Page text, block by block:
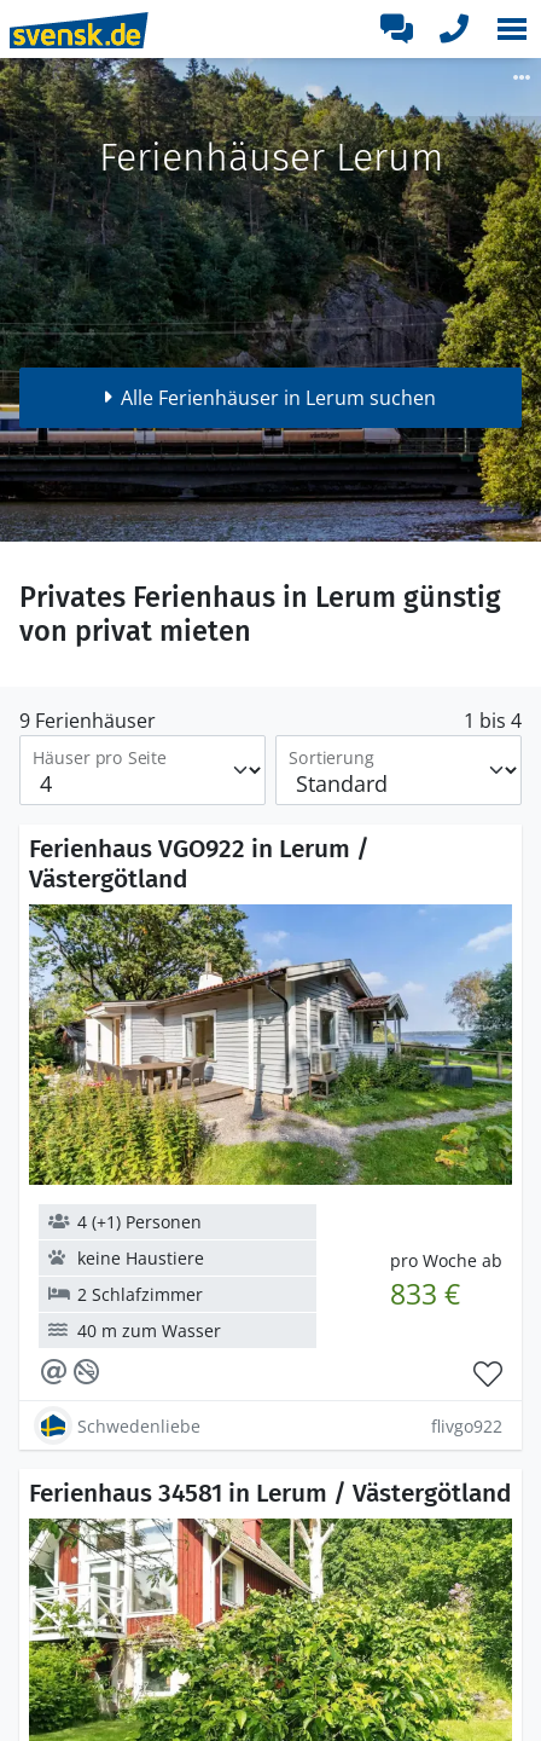
Ferienhäuser Lerum
Alle Ferienhäuser in Lerum suchen
Privates Ferienhaus in Lerum günstig
von privat mieten
9 Ferienhäuser 1 bis 4
Häuser pro Seite Sortierung
Ferienhaus VGO922 in Lerum /
Västergötland
pro Woche ab
833 €
4 (+1) Personen
keine Haustiere
2 Schlafzimmer
40 m zum Wasser
Schwedenliebe flivgo922
Ferienhaus 34581 in Lerum / Västergötland